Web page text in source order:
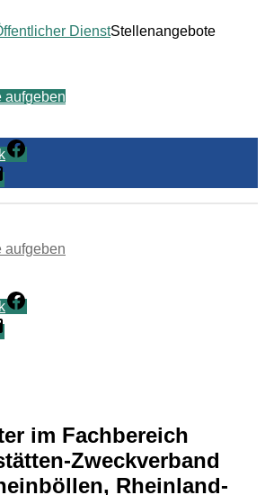
Stellenangebote
aufgeben
aufgeben
im Fachbereich
Zweckverband
Rheinland-